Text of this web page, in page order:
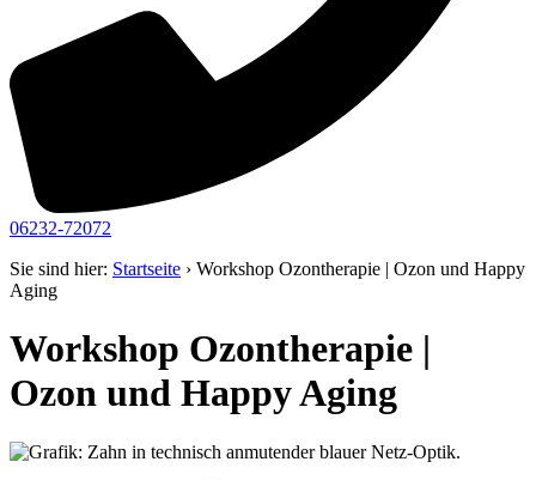
06232-72072
Sie sind hier: Startseite › Workshop Ozontherapie | Ozon und Happy
Aging
Workshop Ozontherapie |
Ozon und Happy Aging